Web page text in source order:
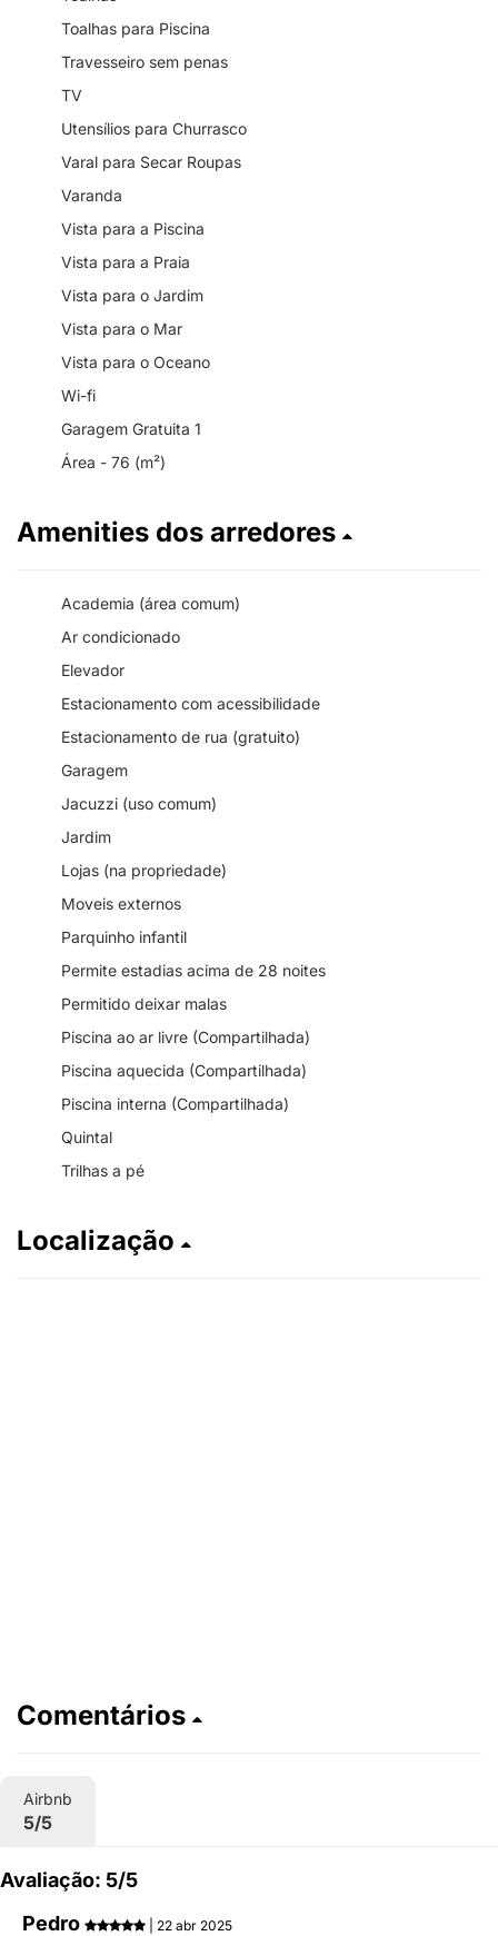
Toalhas para Piscina
Travesseiro sem penas
TV
Utensílios para Churrasco
Varal para Secar Roupas
Varanda
Vista para a Piscina
Vista para a Praia
Vista para o Jardim
Vista para o Mar
Vista para o Oceano
Wi-fi
Garagem Gratuita 1
Área - 76 (m²)
Amenities dos arredores
Academia (área comum)
Ar condicionado
Elevador
Estacionamento com acessibilidade
Estacionamento de rua (gratuito)
Garagem
Jacuzzi (uso comum)
Jardim
Lojas (na propriedade)
Moveis externos
Parquinho infantil
Permite estadias acima de 28 noites
Permitido deixar malas
Piscina ao ar livre (Compartilhada)
Piscina aquecida (Compartilhada)
Piscina interna (Compartilhada)
Quintal
Trilhas a pé
Localização
Comentários
Airbnb
5/5
Avaliação: 5/5
Pedro
| 22 abr 2025